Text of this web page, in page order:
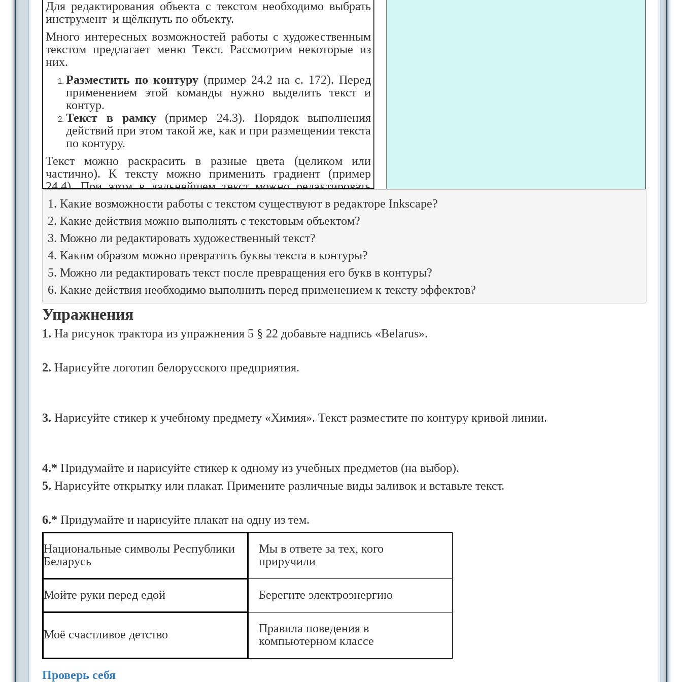
Для редактирования объекта с текстом необходимо выбрать
инструмент и щёлкнуть по объекту.
Много интересных возможностей работы с художественным
текстом предлагает меню Текст. Рассмотрим некоторые из
них.
Разместить по контуру (пример 24.2 на с. 172). Перед
применением этой команды нужно выделить текст и
контур.
Текст в рамку(пример 24.3). Порядок выполнения
действий при этом такой же, как и при размещении текста
по контуру.
Текст можно раскрасить в разные цвета (целиком или
частично). К тексту можно применить градиент (пример
24.4). При этом в дальнейшем текст можно редактировать
обычным образом.
Буквы текста можно превратить в контур (менюКонтур→
Оконтурить
объект). После этого текст уже нельзя
редактировать, но к нему можно применять разнообразные
эффекты, используя команды меню
. В примере
24.5 применён эффектИскажение→Огрубление.
1. Какие возможности работы с текстом существуют в редакторе Inkscape?
2. Какие действия можно выполнять с текстовым объектом?
3. Можно ли редактировать художественный текст?
4. Каким образом можно превратить буквы текста в контуры?
5. Можно ли редактировать текст после превращения его букв в контуры?
Упражнения
1.На рисунок трактора из упражнения 5 § 22 добавьте надпись «Belarus».
2. Нарисуйте логотип белорусского предприятия.
3. Нарисуйте стикер к учебному предмету «Химия». Текст разместите по контуру кривой линии.
4.* Придумайте и нарисуйте стикер к одному из учебных предметов (на выбор).
5. Нарисуйте открытку или плакат. Примените различные виды заливок и вставьте текст.
6.* Придумайте и нарисуйте плакат на одну из тем.
Национальные символы Республики
Беларусь
Мы в ответе за тех, кого
приручили
Мойте руки перед едой Берегите электроэнергию
Моё счастливое детство
Правила поведения в
компьютерном классе
Проверь себя